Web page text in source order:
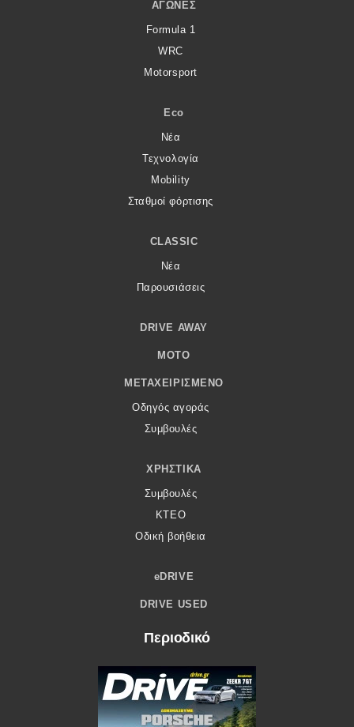
ΑΓΏΝΕΣ
Formula 1
WRC
Motorsport
Eco
Νέα
Τεχνολογία
Mobility
Σταθμοί φόρτισης
CLASSIC
Νέα
Παρουσιάσεις
DRIVE AWAY
MOTO
ΜΕΤΑΧΕΙΡΙΣΜΈΝΟ
Οδηγός αγοράς
Συμβουλές
ΧΡΗΣΤΙΚΆ
Συμβουλές
ΚΤΕΟ
Οδική βοήθεια
eDRIVE
DRIVE USED
Περιοδικό